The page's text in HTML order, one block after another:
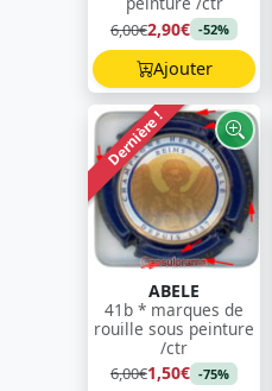
6,00€2,90€ -52%
Ajouter
Dernière !
ABELE
41b * marques de
rouille sous peinture
/ctr
6,00€1,50€ -75%